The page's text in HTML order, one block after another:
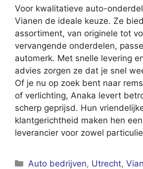
Voor kwalitatieve auto-
Vianen de ideale keuze. Ze
assortiment, van originele tot
vervangende onderdelen,
automerk. Met snelle levering
advies zorgen ze dat je snel
Of je nu op zoek bent naar
of verlichting, Anaka levert
scherp geprijsd. Hun
klantgerichtheid maken hen
leverancier voor zowel
Categorieën
Auto bedrijven, Utrecht,